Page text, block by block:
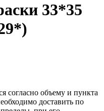
33*35
согласно объему и пункта
доставить по